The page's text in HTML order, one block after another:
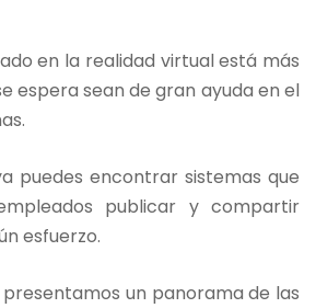
en la realidad virtual está más
espera sean de gran ayuda en el
puedes encontrar sistemas que
publicar y compartir
esfuerzo.
un panorama de las